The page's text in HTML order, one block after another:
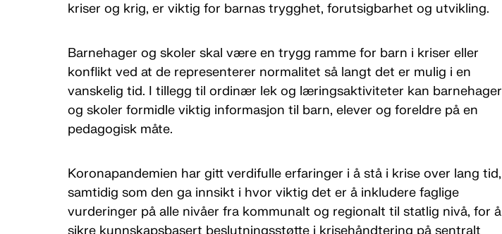
kriser og krig, er viktig for barnas trygghet, forutsigbarhet og utvikling.
Barnehager og skoler skal være en trygg ramme for barn i kriser eller
konflikt ved at de representerer normalitet så langt det er mulig i en
vanskelig tid. I tillegg til ordinær lek og læringsaktiviteter kan barnehager
og skoler formidle viktig informasjon til barn, elever og foreldre på en
pedagogisk måte.
Koronapandemien har gitt verdifulle erfaringer i å stå i krise over lang tid,
samtidig som den ga innsikt i hvor viktig det er å inkludere faglige
vurderinger på alle nivåer fra kommunalt og regionalt til statlig nivå, for å